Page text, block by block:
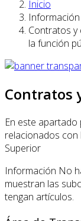
Inicio
Contratos y
la función
Contratos
En este
relacionados con
Superior
Información No
muestran las
tengan artículos.